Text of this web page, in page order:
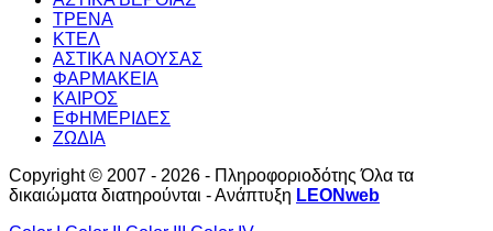
ΤΡΕΝΑ
ΚΤΕΛ
ΑΣΤΙΚΑ ΝΑΟΥΣΑΣ
ΦΑΡΜΑΚΕΙΑ
ΚΑΙΡΟΣ
ΕΦΗΜΕΡΙΔΕΣ
ΖΩΔΙΑ
Copyright © 2007 - 2026 - Πληροφοριοδότης Όλα τα
δικαιώματα διατηρούνται - Ανάπτυξη LEONweb